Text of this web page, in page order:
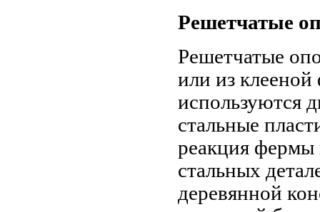
Решетчатые
Решетчатые
или из
используются
стальные
реакция фермы
стальных
деревянной